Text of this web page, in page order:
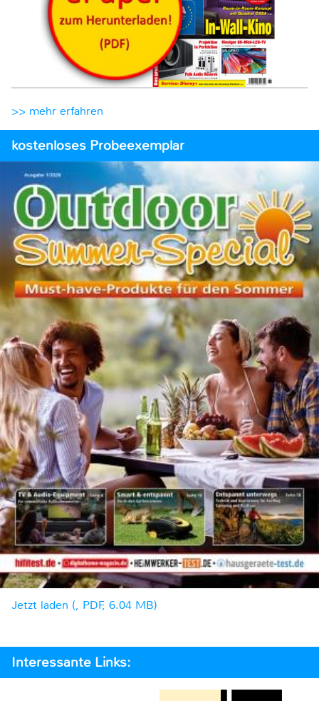
>> mehr erfahren
kostenloses Probeexemplar
Jetzt laden (, PDF, 6.04 MB)
Interessante Links: